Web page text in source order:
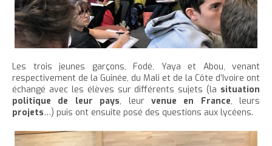
u
t
e
x
t
e
t
e
x
t
e
Les trois jeunes garçons, Fodé, Yaya et Abou, venant
respectivement de la Guinée, du Mali et de la Côte d’Ivoire ont
échangé avec les élèves sur différents sujets (la situation
politique de leur pays, leur venue en France, leurs
projets…) puis ont ensuite posé des questions aux lycéens.